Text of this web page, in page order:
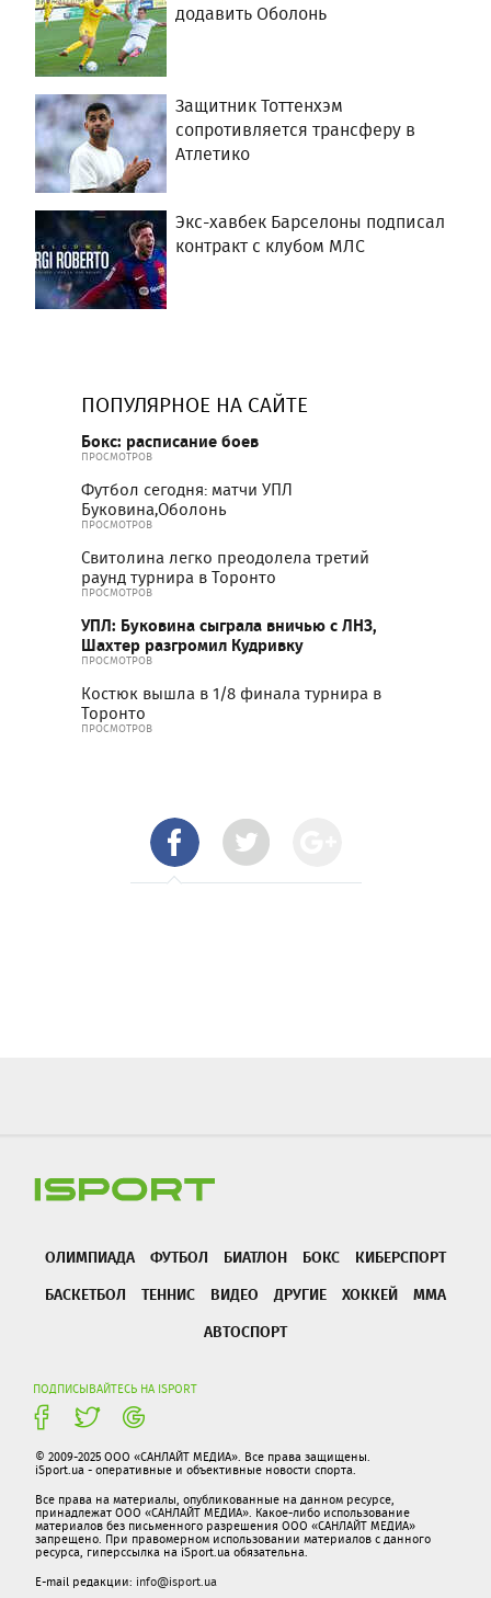
додавить Оболонь
Защитник Тоттенхэм
сопротивляется трансферу в
Атлетико
Экс-хавбек Барселоны подписал
контракт с клубом МЛС
ПОПУЛЯРНОЕ НА САЙТЕ
Бокс: расписание боев
ПРОСМОТРОВ
Футбол сегодня: матчи УПЛ
Буковина,Оболонь
ПРОСМОТРОВ
Свитолина легко преодолела третий
раунд турнира в Торонто
ПРОСМОТРОВ
УПЛ: Буковина сыграла вничью с ЛНЗ,
Шахтер разгромил Кудривку
ПРОСМОТРОВ
Костюк вышла в 1/8 финала турнира в
Торонто
ПРОСМОТРОВ
ОЛИМПИАДА ФУТБОЛ БИАТЛОН БОКС
КИБЕРСПОРТ
БАСКЕТБОЛ
ТЕННИС ВИДЕО ДРУГИЕ ХОККЕЙ
ММА
АВТОСПОРТ
ПОДПИСЫВАЙТЕСЬ НА ISPORT
© 2009-2025 ООО «САНЛАЙТ МЕДИА». Все права защищены.
iSport.ua - оперативные и объективные новости спорта.
Все права на материалы, опубликованные на данном ресурсе,
принадлежат ООО «САНЛАЙТ МЕДИА». Какое-либо использование
материалов без письменного разрешения ООО «САНЛАЙТ МЕДИА»
запрещено. При правомерном использовании материалов с данного
ресурса, гиперссылка на iSport.ua обязательна.
E-mail редакции: info@isport.ua